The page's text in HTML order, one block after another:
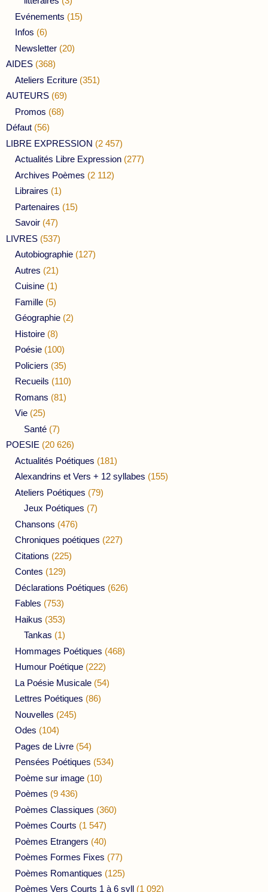
Evénements (15)
Infos (6)
Newsletter (20)
AIDES (368)
Ateliers Ecriture (351)
AUTEURS (69)
Promos (68)
Défaut (56)
LIBRE EXPRESSION (2 457)
Actualités Libre Expression (277)
Archives Poèmes (2 112)
Libraires (1)
Partenaires (15)
Savoir (47)
LIVRES (537)
Autobiographie (127)
Autres (21)
Cuisine (1)
Famille (5)
Géographie (2)
Histoire (8)
Poésie (100)
Policiers (35)
Recueils (110)
Romans (81)
Vie (25)
Santé (7)
POESIE (20 626)
Actualités Poétiques (181)
Alexandrins et Vers + 12 syllabes (155)
Ateliers Poétiques (79)
Jeux Poétiques (7)
Chansons (476)
Chroniques poétiques (227)
Citations (225)
Contes (129)
Déclarations Poétiques (626)
Fables (753)
Haikus (353)
Tankas (1)
Hommages Poétiques (468)
Humour Poétique (222)
La Poésie Musicale (54)
Lettres Poétiques (86)
Nouvelles (245)
Odes (104)
Pages de Livre (54)
Pensées Poétiques (534)
Poème sur image (10)
Poèmes (9 436)
Poèmes Classiques (360)
Poèmes Courts (1 547)
Poèmes Etrangers (40)
Poèmes Formes Fixes (77)
Poèmes Romantiques (125)
Poèmes Vers Courts 1 à 6 syll (1 092)